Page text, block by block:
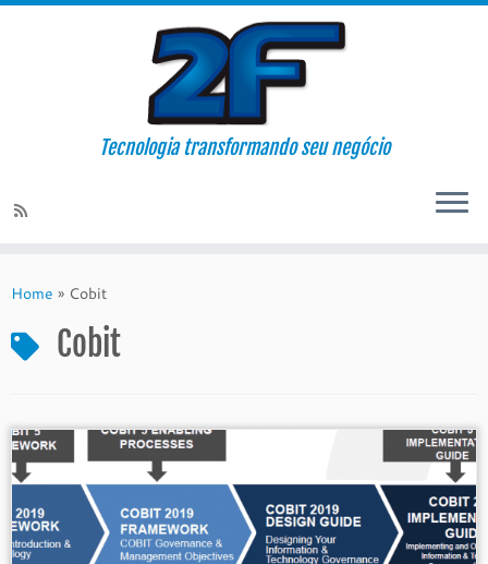
Tecnologia transformando seu negócio
Home » Cobit
Cobit